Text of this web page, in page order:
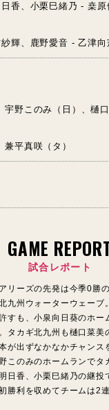
香、小栗巳緒乃 - 桒原
輝、鹿野愛音 - 乙津向
野このみ（日）、樋口
平真咲（タ）
GAME
試合レポート
リーズの先発は今季0勝
九州ウォーターウェーブ
すも、小泉向日葵のホー
タカギ北九州も樋口菜美
が出ずなかなかチャンス
このみのホームランでタ
日香、小栗巳緒乃の継投
勝利を収めてチームは2